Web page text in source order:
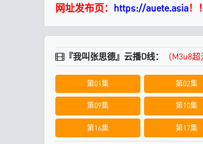
网址发布页： https://auete.asia！
『我叫张思德』云播D线： （M3u8超
第01集 第02集
第09集 第10集
第16集 第17集